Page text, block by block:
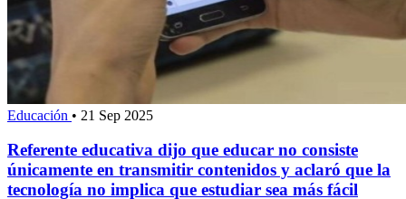
Educación • 21 Sep 2025
Referente educativa dijo que educar no consiste
únicamente en transmitir contenidos y aclaró que la
tecnología no implica que estudiar sea más fácil